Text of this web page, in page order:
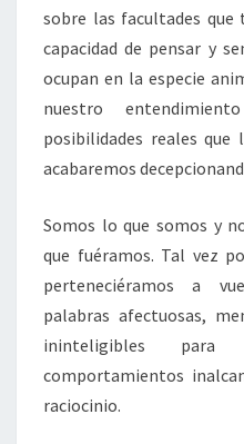
sobre las facultades
capacidad de pensar y
ocupan en la especie
nuestro
posibilidades reales
acabaremos
Somos lo que somos y
que fuéramos. Tal vez
perteneciéramos a
palabras afectuosas,
ininteligibles para
comportamientos
raciocinio.